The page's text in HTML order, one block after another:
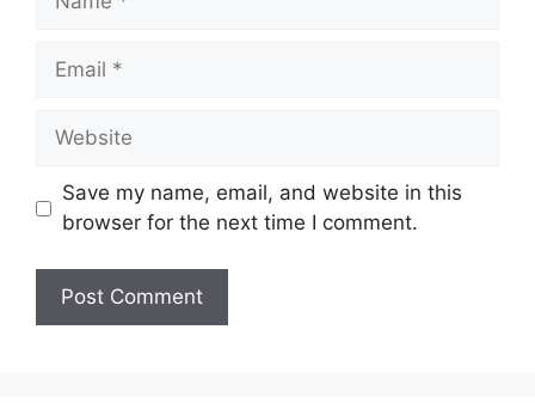
Email
Website
Save my name, email, and website in this
browser for the next time I comment.